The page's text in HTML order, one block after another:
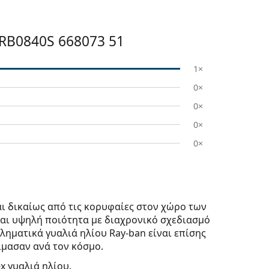
RB0840S 668073 51
1×
0×
0×
0×
0×
από τις κορυφαίες στον χώρο των
υψηλή ποιότητα με διαχρονικό σχεδιασμό
γυαλιά ηλίου Ray-ban είναι επίσης
ανά τον κόσμο.
γυαλιά ηλίου.